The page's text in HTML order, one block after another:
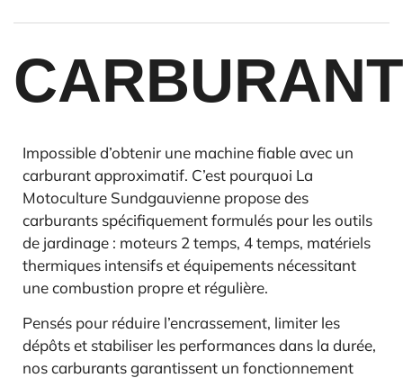
Impossible d’obtenir une machine fiable avec un
carburant approximatif. C’est pourquoi La
Motoculture Sundgauvienne propose des
carburants spécifiquement formulés pour les outils
de jardinage : moteurs 2 temps, 4 temps, matériels
thermiques intensifs et équipements nécessitant
une combustion propre et régulière.
Pensés pour réduire l’encrassement, limiter les
dépôts et stabiliser les performances dans la durée,
nos carburants garantissent un fonctionnement